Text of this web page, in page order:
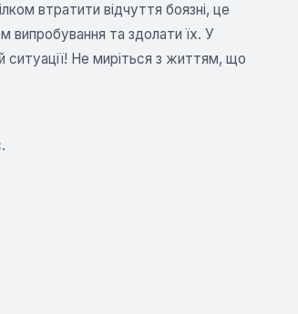
втратити відчуття боязні, це
випробування та здолати їх. У
ситуації! Не миріться з життям, що